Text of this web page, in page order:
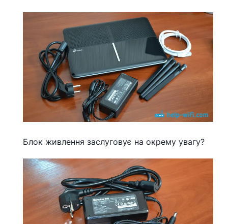
Блок живлення заслуговує на окрему увагу?